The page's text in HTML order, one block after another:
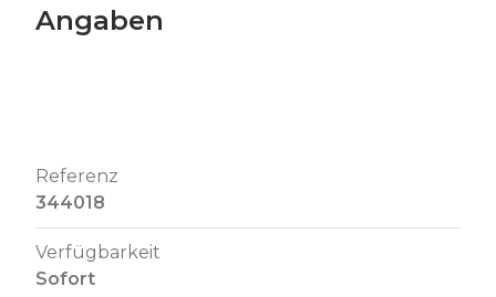
Angaben
Referenz
344018
Verfügbarkeit
Sofort